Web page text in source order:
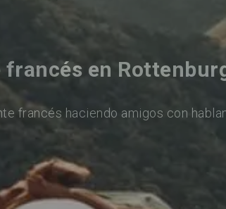
francés en
francés haciendo amigos con